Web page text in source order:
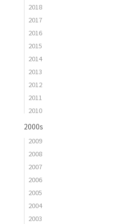
2018
2017
2016
2015
2014
2013
2012
2011
2010
2000s
2009
2008
2007
2006
2005
2004
2003